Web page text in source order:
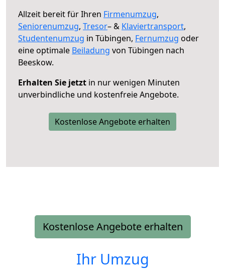
Allzeit bereit für Ihren Firmenumzug,
Seniorenumzug, Tresor– & Klaviertransport,
Studentenumzug in Tübingen, Fernumzug oder
eine optimale Beiladung von Tübingen nach
Beeskow.
Erhalten Sie jetzt in nur wenigen Minuten
unverbindliche und kostenfreie Angebote.
Kostenlose Angebote erhalten
Kostenlose Angebote erhalten
Ihr Umzug